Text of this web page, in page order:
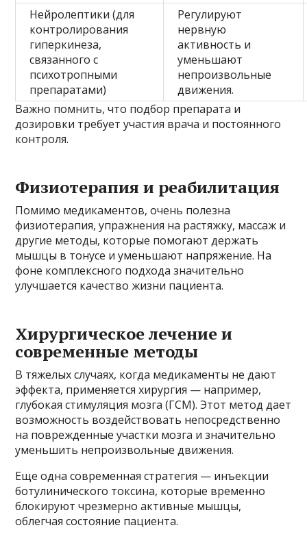
Нейролептики (для
контролирования
гиперкинеза,
связанного с
психотропными
препаратами)
Регулируют
нервную
активность и
уменьшают
непроизвольные
движения.
Важно помнить, что подбор препарата и
дозировки требует участия врача и постоянного
контроля.
Физиотерапия и реабилитация
Помимо медикаментов, очень полезна
физиотерапия, упражнения на растяжку, массаж и
другие методы, которые помогают держать
мышцы в тонусе и уменьшают напряжение. На
фоне комплексного подхода значительно
улучшается качество жизни пациента.
Хирургическое лечение и
современные методы
В тяжелых случаях, когда медикаменты не дают
эффекта, применяется хирургия — например,
глубокая стимуляция мозга (ГСМ). Этот метод дает
возможность воздействовать непосредственно
на поврежденные участки мозга и значительно
уменьшить непроизвольные движения.
Еще одна современная стратегия — инъекции
ботулинического токсина, которые временно
блокируют чрезмерно активные мышцы,
облегчая состояние пациента.